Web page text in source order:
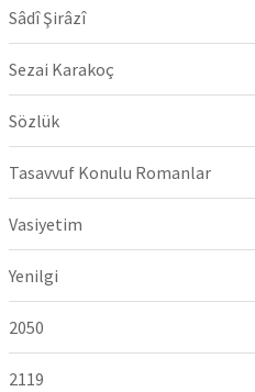
Sâdî Şirâzî
Sezai Karakoç
Sözlük
Tasavvuf Konulu Romanlar
Vasiyetim
Yenilgi
2050
2119